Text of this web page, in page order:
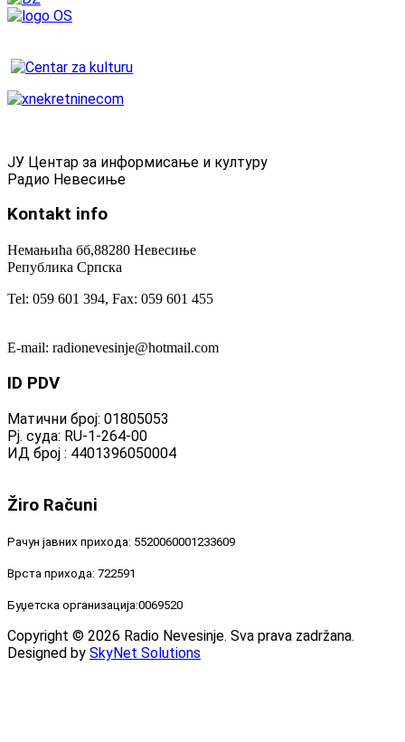
ЈУ Центар за информисање и културу
Радио Невесиње
Kontakt info
Немањића бб,88280 Невесиње
Република Српска
Tel: 059 601 394, Fax: 059 601 455
E-mail: radionevesinje@hotmail.com
ID PDV
Матични број: 01805053
Рј. суда: RU-1-264-00
ИД број : 4401396050004
Žiro Računi
Рачун јавних прихода: 5520060001233609
Врста прихода: 722591
Буџетска организација:0069520
Copyright © 2026 Radio Nevesinje. Sva prava zadržana.
Designed by SkyNet Solutions